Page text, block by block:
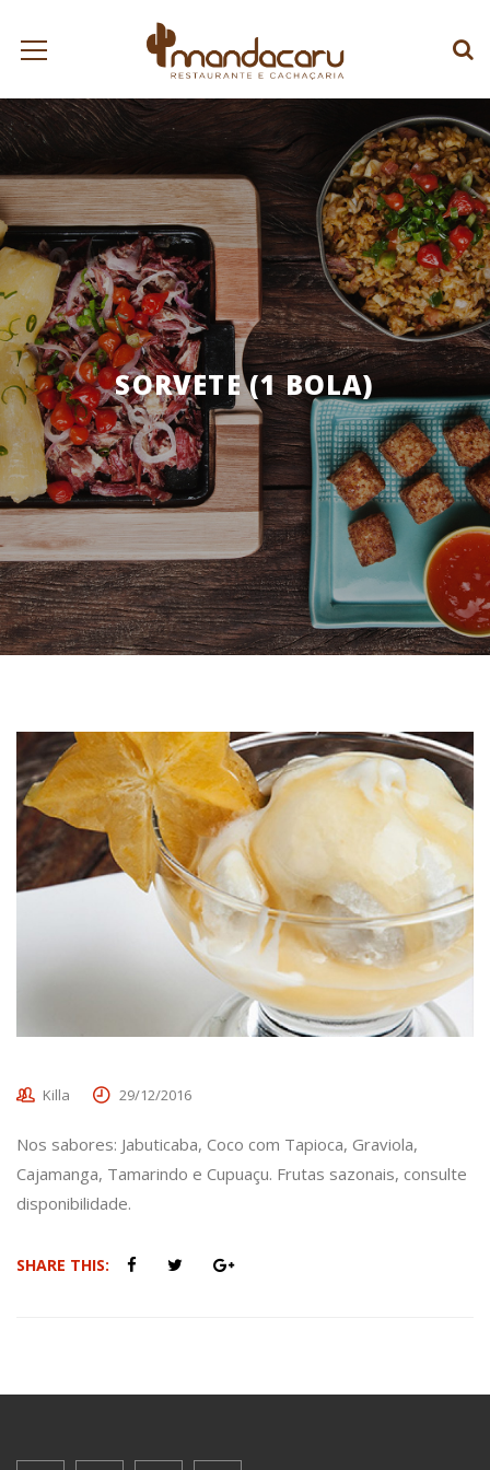
SORVETE (1 BOLA)
Killa 29/12/2016
Nos sabores: Jabuticaba, Coco com Tapioca, Graviola,
Cajamanga, Tamarindo e Cupuaçu. Frutas sazonais, consulte
disponibilidade.
SHARE THIS: